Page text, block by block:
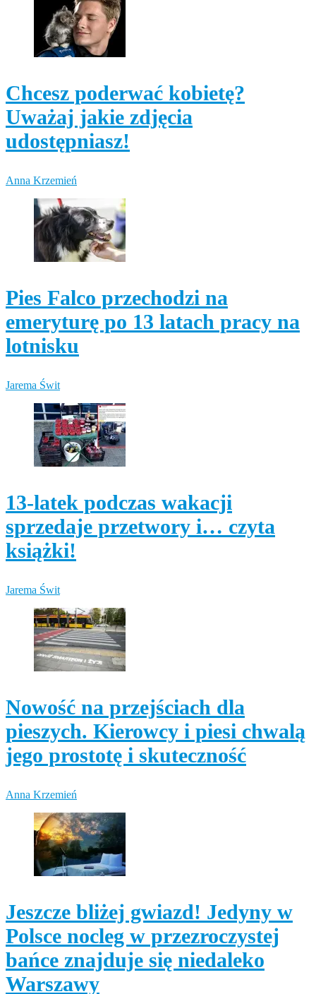
Chcesz poderwać kobietę?
Uważaj jakie zdjęcia
udostępniasz!
Anna Krzemień
Pies Falco przechodzi na
emeryturę po 13 latach pracy na
lotnisku
Jarema Świt
13-latek podczas wakacji
sprzedaje przetwory i… czyta
książki!
Jarema Świt
Nowość na przejściach dla
pieszych. Kierowcy i piesi chwalą
jego prostotę i skuteczność
Anna Krzemień
Jeszcze bliżej gwiazd! Jedyny w
Polsce nocleg w przezroczystej
bańce znajduje się niedaleko
Warszawy